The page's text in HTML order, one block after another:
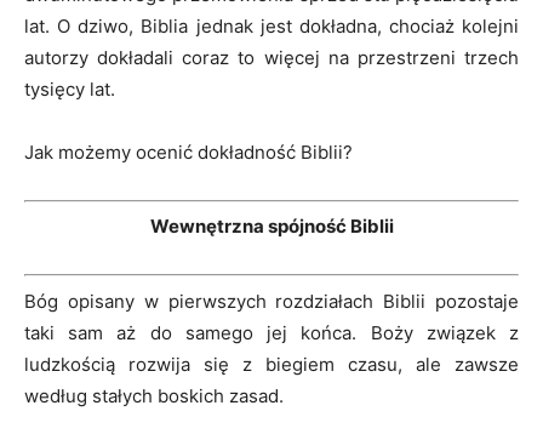
lat. O dziwo, Biblia jednak jest dokładna, chociaż kolejni
autorzy dokładali coraz to więcej na przestrzeni trzech
tysięcy lat.
Jak możemy ocenić dokładność Biblii?
Wewnętrzna spójność Biblii
Bóg opisany w pierwszych rozdziałach Biblii pozostaje
taki sam aż do samego jej końca. Boży związek z
ludzkością rozwija się z biegiem czasu, ale zawsze
według stałych boskich zasad.